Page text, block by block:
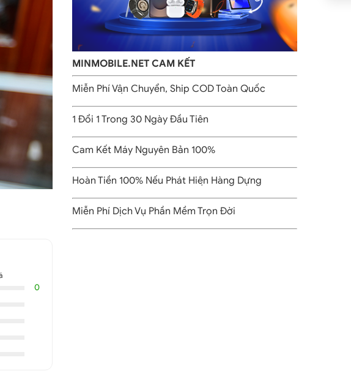
chút về
so với S7
0
MINMOBILE.NET CAM KẾT
Miễn Phí Vận Chuyển, Ship COD Toàn Quốc
1 Đổi 1 Trong 30 Ngày Đầu Tiên
Cam Kết Máy Nguyên Bản 100%
Hoàn Tiền 100% Nếu Phát Hiện Hàng Dựng
Miễn Phí Dịch Vụ Phần Mềm Trọn Đời